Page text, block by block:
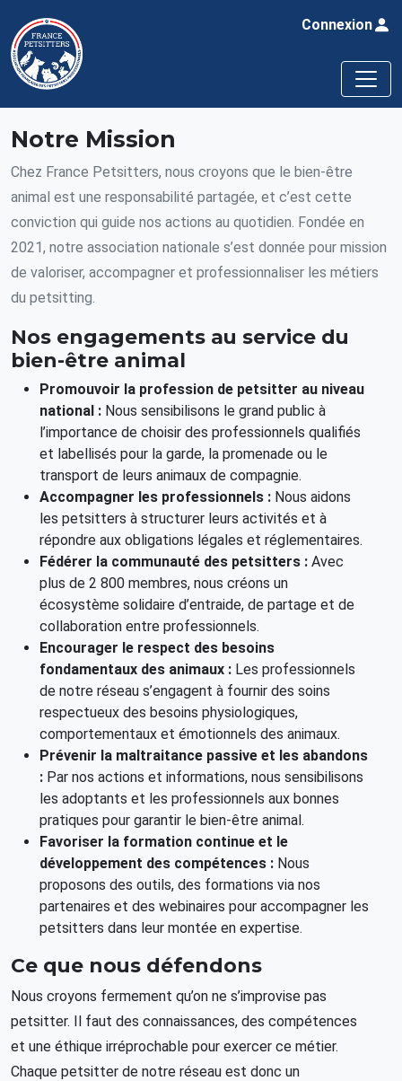
Connexion
Notre Mission
Chez France Petsitters, nous croyons que le bien-être
animal est une responsabilité partagée, et c’est cette
conviction qui guide nos actions au quotidien. Fondée en
2021, notre association nationale s’est donnée pour mission
de valoriser, accompagner et professionnaliser les métiers
du petsitting.
Nos engagements au service du
bien-être animal
Promouvoir la profession de petsitter au niveau
national : Nous sensibilisons le grand public à
l’importance de choisir des professionnels qualifiés
et labellisés pour la garde, la promenade ou le
transport de leurs animaux de compagnie.
Accompagner les professionnels : Nous aidons
les petsitters à structurer leurs activités et à
répondre aux obligations légales et réglementaires.
Fédérer la communauté des petsitters : Avec
plus de 2 800 membres, nous créons un
écosystème solidaire d’entraide, de partage et de
collaboration entre professionnels.
Encourager le respect des besoins
fondamentaux des animaux : Les professionnels
de notre réseau s’engagent à fournir des soins
respectueux des besoins physiologiques,
comportementaux et émotionnels des animaux.
Prévenir la maltraitance passive et les abandons
: Par nos actions et informations, nous sensibilisons
les adoptants et les professionnels aux bonnes
pratiques pour garantir le bien-être animal.
Favoriser la formation continue et le
développement des compétences : Nous
proposons des outils, des formations via nos
partenaires et des webinaires pour accompagner les
petsitters dans leur montée en expertise.
Ce que nous défendons
Nous croyons fermement qu’on ne s’improvise pas
petsitter. Il faut des connaissances, des compétences
et une éthique irréprochable pour exercer ce métier.
Chaque petsitter de notre réseau est donc un